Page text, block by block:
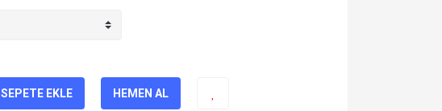
SEPETE EKLE HEMEN AL